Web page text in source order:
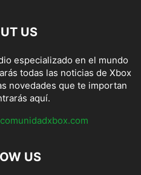
US
especializado en el mundo
todas las noticias de Xbox
novedades que te importan
aquí.
US